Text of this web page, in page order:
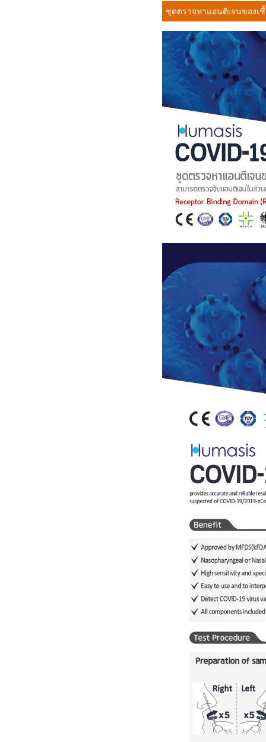
ชุดตรวจหาแอนติเจนของเชื้